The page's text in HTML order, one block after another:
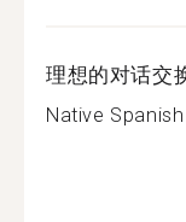
理想的对话交
Native